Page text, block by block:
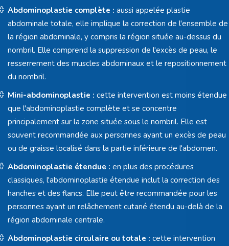
Abdominoplastie complète : aussi appelée plastie
abdominale totale, elle implique la correction de l'ensemble de
la région abdominale, y compris la région située au-dessus du
nombril. Elle comprend la suppression de l'excès de peau, le
resserrement des muscles abdominaux et le repositionnement
du nombril.
Mini-abdominoplastie : cette intervention est moins étendue
que l'abdominoplastie complète et se concentre
principalement sur la zone située sous le nombril. Elle est
souvent recommandée aux personnes ayant un excès de peau
ou de graisse localisé dans la partie inférieure de l'abdomen.
Abdominoplastie étendue : en plus des procédures
classiques, l'abdominoplastie étendue inclut la correction des
hanches et des flancs. Elle peut être recommandée pour les
personnes ayant un relâchement cutané étendu au-delà de la
région abdominale centrale.
Abdominoplastie circulaire ou totale : cette intervention